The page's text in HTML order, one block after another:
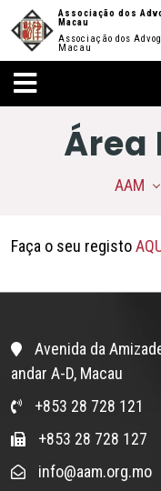
Associação dos
Macau
Associação dos
Macau
Área
AAM
Faça o seu registo
Avenida da
andar A-D, Macau
+853 28 728 121
+853 28 728 127
info@aam.org.mo